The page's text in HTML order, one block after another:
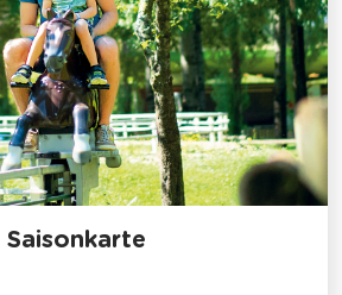
Saisonkarte